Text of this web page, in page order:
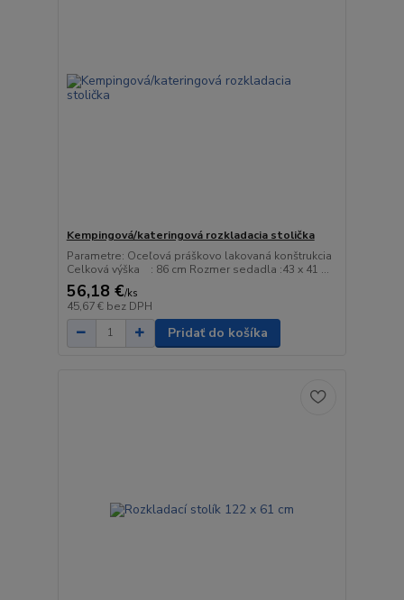
Kempingová/kateringová rozkladacia stolička
Parametre: Oceľová práškovo lakovaná konštrukcia
Celková výška : 86 cm Rozmer sedadla :43 x 41 ...
56,18 €/ks
45,67 € bez DPH
Pridať do košíka